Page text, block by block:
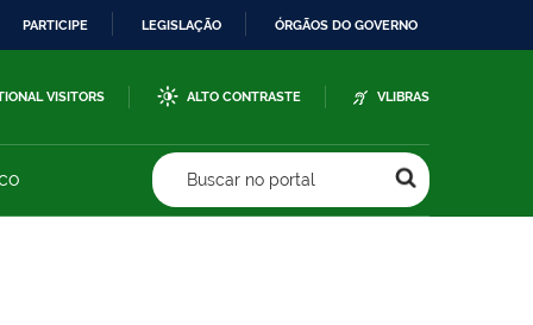
PARTICIPE LEGISLAÇÃO ÓRGÃOS DO GOVERNO
VISITORS ALTO CONTRASTE VLIBRAS
Buscar no portal